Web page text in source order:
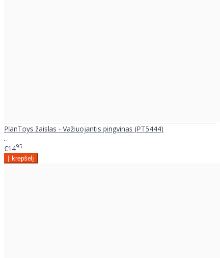
PlanToys žaislas - Važiuojantis pingvinas (PT5444)
..
€1495